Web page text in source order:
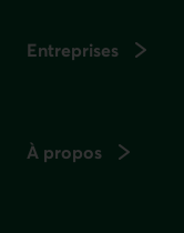
Entreprises
À propos